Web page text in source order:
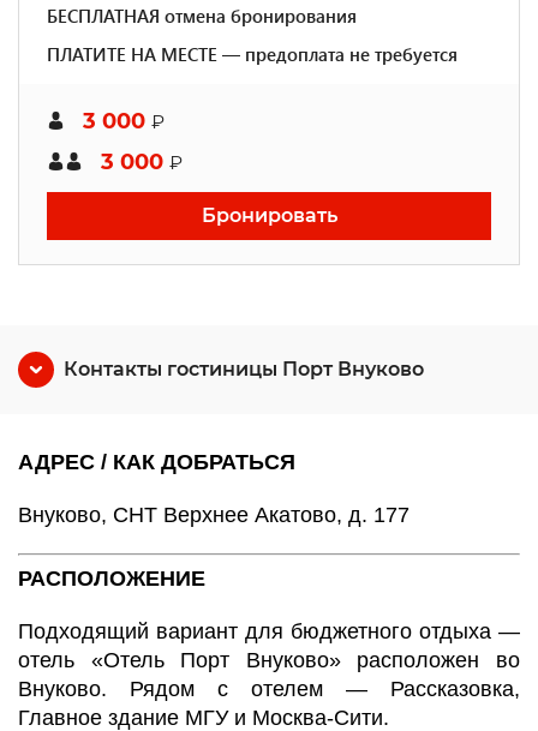
БЕСПЛАТНАЯ отмена бронирования
ПЛАТИТЕ НА МЕСТЕ — предоплата не требуется
3 000 ₽
3 000 ₽
Бронировать
Контакты гостиницы Порт Внуково
АДРЕС / КАК ДОБРАТЬСЯ
Внуково, СНТ Верхнее Акатово, д. 177
РАСПОЛОЖЕНИЕ
Подходящий вариант для бюджетного отдыха —
отель «Отель Порт Внуково» расположен во
Внуково. Рядом с отелем — Рассказовка,
Главное здание МГУ и Москва-Сити.